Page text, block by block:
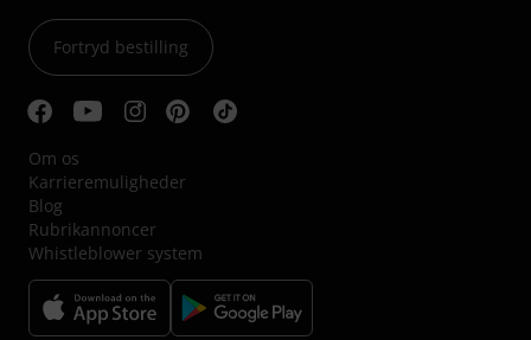
Fortryd bestilling
Om os
Karrieremuligheder
Blog
Rubrikannoncer
Whistleblower system